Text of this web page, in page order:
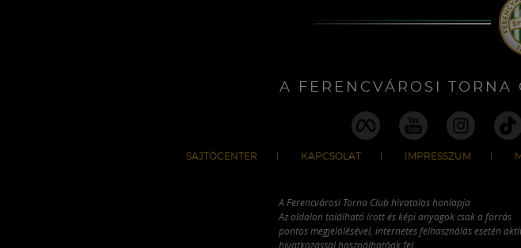
A FERENCVÁROSI
SAJTÓCENTER KAPCSOLAT IMPRESSZUM
A Ferencvárosi Torna Club hivatalos honlapja
Az oldalon található írott és képi anyagok csak a forrás
pontos megjelölésével, internetes felhasználás esetén
hivatkozással használhatóak fel.